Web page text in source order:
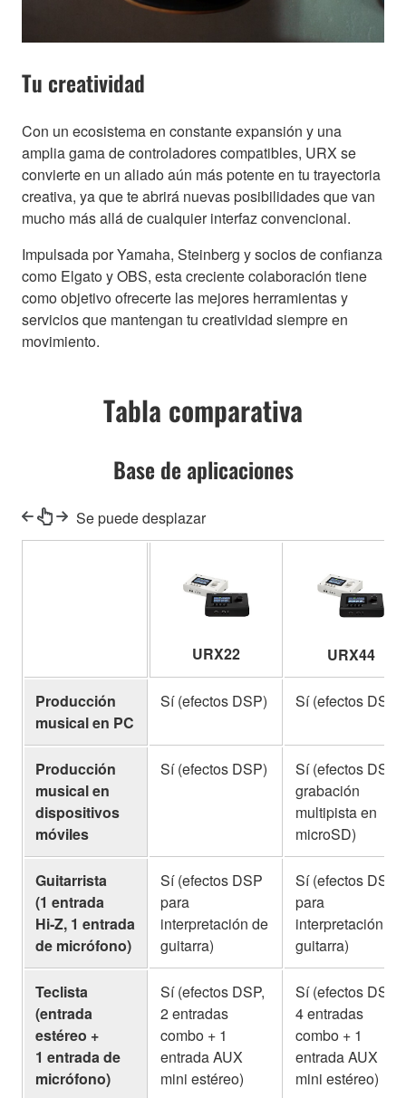
Tu creatividad
Con un ecosistema en constante expansión y una
amplia gama de controladores compatibles, URX se
convierte en un aliado aún más potente en tu trayectoria
creativa, ya que te abrirá nuevas posibilidades que van
mucho más allá de cualquier interfaz convencional.
Impulsada por Yamaha, Steinberg y socios de confianza
como Elgato y OBS, esta creciente colaboración tiene
como objetivo ofrecerte las mejores herramientas y
servicios que mantengan tu creatividad siempre en
movimiento.
Tabla comparativa
Base de aplicaciones
Se puede desplazar
URX22 URX44
Producción
musical en PC
Sí (efectos DSP) Sí (efectos DSP)
Producción
musical en
dispositivos
móviles
Sí (efectos DSP)
Sí (efectos DSP,
grabación
multipista en
microSD)
Guitarrista
(1 entrada
Hi‑Z, 1 entrada
de micrófono)
Sí (efectos DSP
para
interpretación de
guitarra)
Sí (efectos DSP
para
interpretación de
guitarra)
Teclista
(entrada
estéreo +
1 entrada de
micrófono)
Sí (efectos DSP,
2 entradas
combo + 1
entrada AUX
mini estéreo)
Sí (efectos DSP,
4 entradas
combo + 1
entrada AUX
mini estéreo)